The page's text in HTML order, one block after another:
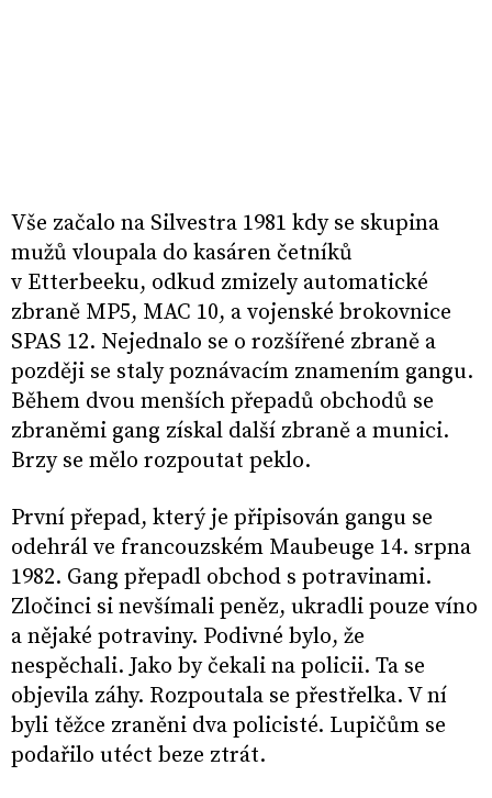
Vše začalo na Silvestra 1981 kdy se skupina
mužů vloupala do kasáren četníků
v Etterbeeku, odkud zmizely automatické
zbraně MP5, MAC 10, a vojenské brokovnice
SPAS 12. Nejednalo se o rozšířené zbraně a
později se staly poznávacím znamením gangu.
Během dvou menších přepadů obchodů se
zbraněmi gang získal další zbraně a munici.
Brzy se mělo rozpoutat peklo.
První přepad, který je připisován gangu se
odehrál ve francouzském Maubeuge 14. srpna
1982. Gang přepadl obchod s potravinami.
Zločinci si nevšímali peněz, ukradli pouze víno
a nějaké potraviny. Podivné bylo, že
nespěchali. Jako by čekali na policii. Ta se
objevila záhy. Rozpoutala se přestřelka. V ní
byli těžce zraněni dva policisté. Lupičům se
podařilo utéct beze ztrát.